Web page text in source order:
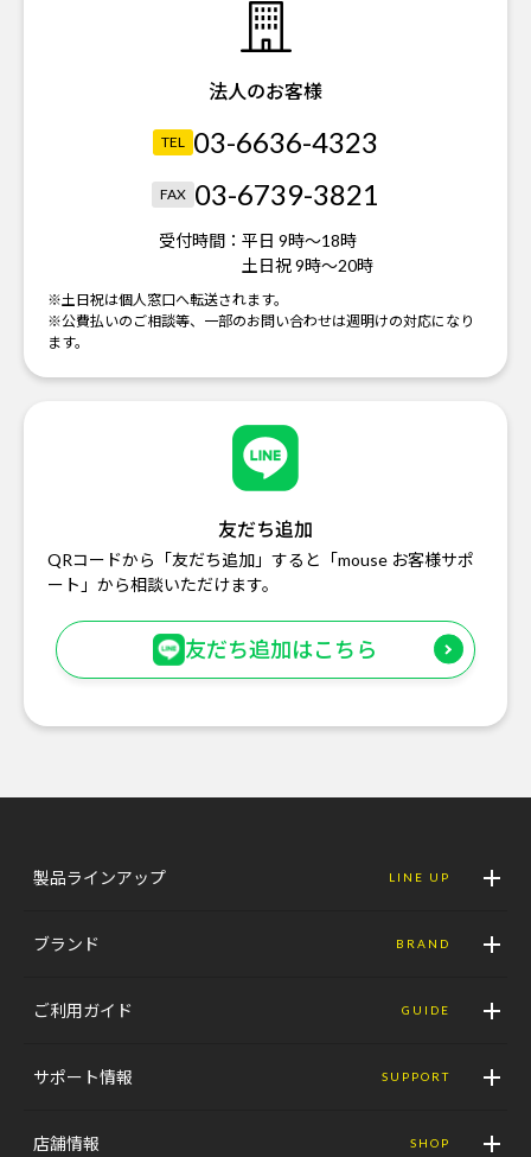
法人のお客様
TEL 03-6636-4323
FAX 03-6739-3821
受付時間： 平日 9時～18時
土日祝 9時～20時
※土日祝は個人窓口へ転送されます。
※公費払いのご相談等、一部のお問い合わせは週明けの対応になり
ます。
友だち追加
QRコードから「友だち追加」すると「mouse お客様サポ
ート」から相談いただけます。
友だち追加はこちら
製品ラインアップ LINE UP
ブランド BRAND
ご利用ガイド GUIDE
サポート情報 SUPPORT
店舗情報 SHOP